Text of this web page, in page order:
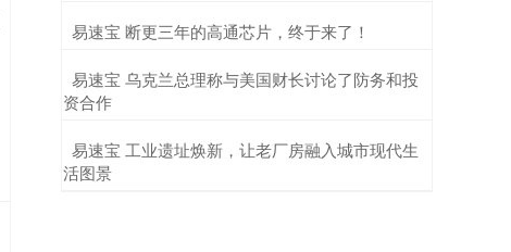
​易速宝 断更三年的高通芯片，终于来了！
​易速宝 乌克兰总理称与美国财长讨论了防务和投
资合作
​易速宝 工业遗址焕新，让老厂房融入城市现代生
活图景